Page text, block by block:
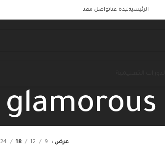
الرئيسيةنبذة عناتواصل معنا
عرض 9
12
18
24